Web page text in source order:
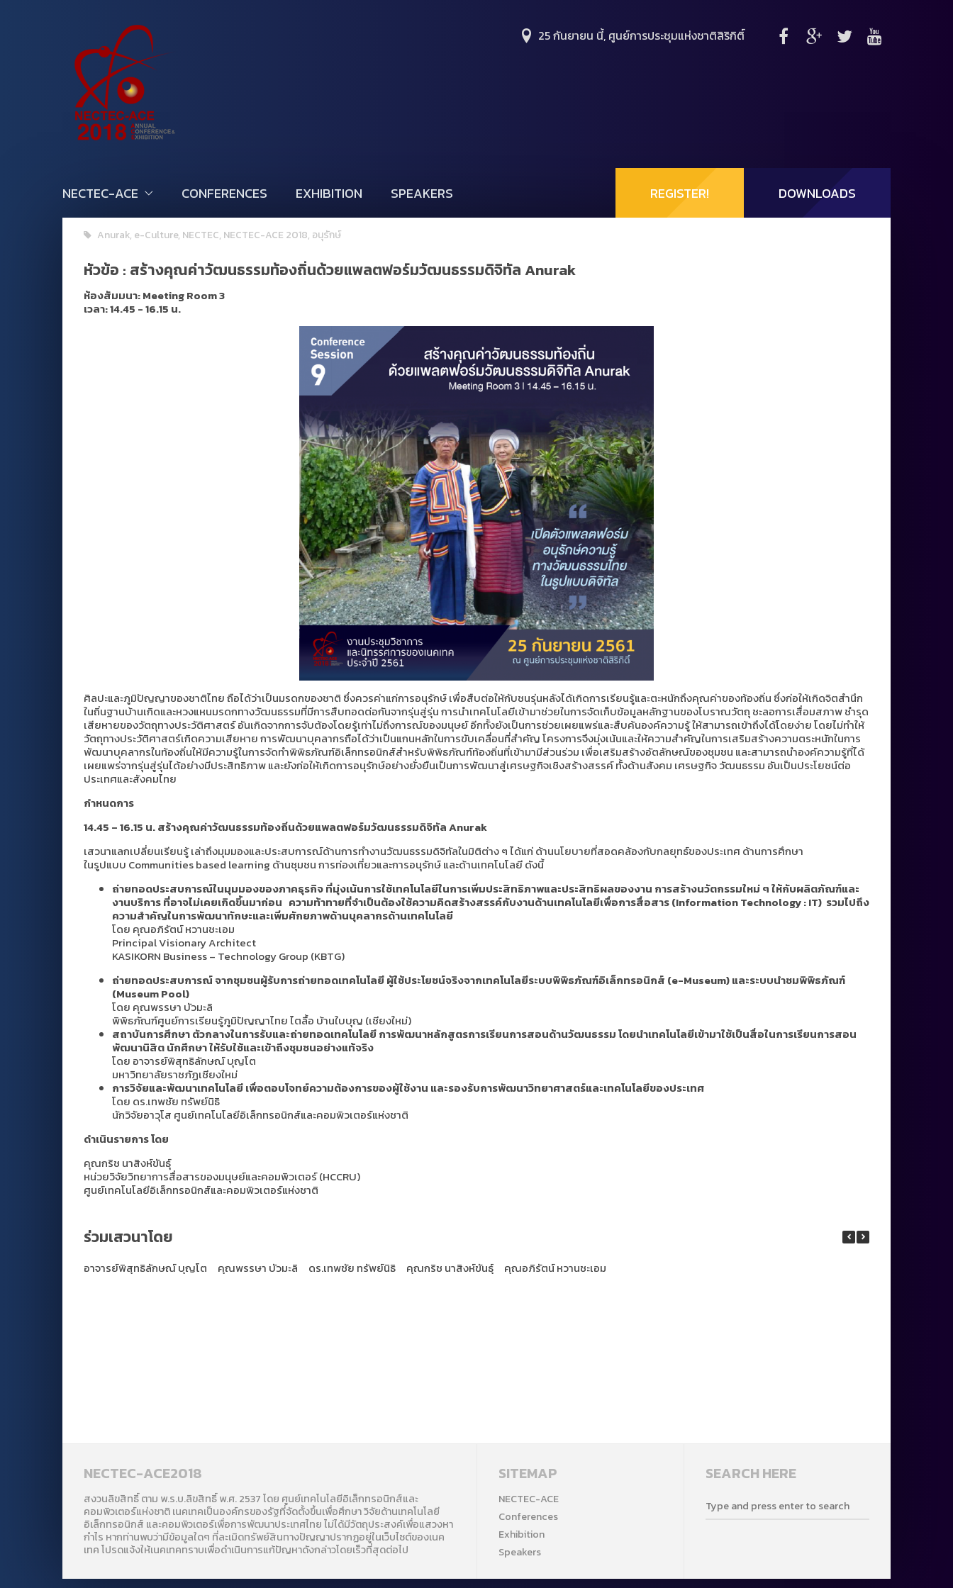
25 กันยายน นี้, ศูนย์การประชุมแห่งชาติสิริกิติ์
REGISTER! DOWNLOADS
NECTEC-ACE CONFERENCES EXHIBITION SPEAKERS
Anurak, e-Culture, NECTEC, NECTEC-ACE 2018, อนุรักษ์
หัวข้อ : สร้างคุณค่าวัฒนธรรมท้องถิ่นด้วยแพลตฟอร์มวัฒนธรรมดิจิทัลAnurak
ห้องสัมมนา: Meeting Room 3
เวลา: 14.45 - 16.15 น.
ศิลปะและภูมิปัญญาของชาติไทย ถือได้ว่าเป็นมรดกของชาติ ซึ่งควรค่าแก่การอนุรักษ์ เพื่อสืบต่อให้กับชนรุ่นหลังได้เกิดการเรียนรู้และตะหนักถึงคุณค่าของท้องถิ่น ซึ่งก่อให้เกิดจิตสำนึก
ในถิ่นฐานบ้านเกิดและหวงแหนมรดกทางวัฒนธรรมที่มีการสืบทอดต่อกันจากรุ่นสู่รุ่น การนำเทคโนโลยีเข้ามาช่วยในการจัดเก็บข้อมูลหลักฐานของโบราณวัตถุ ชะลอการเสื่อมสภาพ ชำรุด
เสียหายของวัตถุทางประวัติศาสตร์ อันเกิดจากการจับต้องโดยรู้เท่าไม่ถึงการณ์ของมนุษย์ อีกทั้งยังเป็นการช่วยเผยแพร่และสืบค้นองค์ความรู้ ให้สามารถเข้าถึงได้โดยง่าย โดยไม่ทำให้
วัตถุทางประวัติศาสตร์เกิดความเสียหาย การพัฒนาบุคลากรถือได้ว่าเป็นแกนหลักในการขับเคลื่อนที่สำคัญ โครงการจึงมุ่งเน้นและให้ความสำคัญในการเสริมสร้างความตระหนักในการ
พัฒนาบุคลากรในท้องถิ่นให้มีความรู้ในการจัดทำพิพิธภัณฑ์อิเล็กทรอนิกส์สำหรับพิพิธภัณฑ์ท้องถิ่นที่เข้ามามีส่วนร่วม เพื่อเสริมสร้างอัตลักษณ์ของชุมชน และสามารถนำองค์ความรู้ที่ได้
เผยแพร่จากรุ่นสู่รุ่นได้อย่างมีประสิทธิภาพ และยังก่อให้เกิดการอนุรักษ์อย่างยั่งยืนเป็นการพัฒนาสู่เศรษฐกิจเชิงสร้างสรรค์ ทั้งด้านสังคม เศรษฐกิจ วัฒนธรรม อันเป็นประโยชน์ต่อ
ประเทศและสังคมไทย
กำหนดการ
14.45 – 16.15 น. สร้างคุณค่าวัฒนธรรมท้องถิ่นด้วยแพลตฟอร์มวัฒนธรรมดิจิทัล Anurak
เสวนาแลกเปลี่ยนเรียนรู้ เล่าถึงมุมมองและประสบการณ์ด้านการทำงานวัฒนธรรมดิจิทัลในมิติต่าง ๆ ได้แก่ ด้านนโยบายที่สอดคล้องกับกลยุทธ์ของประเทศ ด้านการศึกษา
ในรูปแบบ Communities based learning ด้านชุมชน การท่องเที่ยวและการอนุรักษ์ และด้านเทคโนโลยี ดังนี้
ถ่ายทอดประสบการณ์ในมุมมองของภาคธุรกิจ ที่มุ่งเน้นการใช้เทคโนโลยีในการเพิ่มประสิทธิภาพและประสิทธิผลของงาน การสร้างนวัตกรรมใหม่ ๆ ให้กับผลิตภัณฑ์และ
งานบริการ ที่อาจไม่เคยเกิดขึ้นมาก่อน ความท้าทายที่จำเป็นต้องใช้ความคิดสร้างสรรค์กับงานด้านเทคโนโลยีเพื่อการสื่อสาร (Information Technology : IT) รวมไปถึง
ความสำคัญในการพัฒนาทักษะและเพิ่มศักยภาพด้านบุคลากรด้านเทคโนโลยี
โดย คุณอภิรัตน์ หวานชะเอม
Principal Visionary Architect
KASIKORN Business – Technology Group (KBTG)
ถ่ายทอดประสบการณ์ จากชุมชนผู้รับการถ่ายทอดเทคโนโลยี ผู้ใช้ประโยชน์จริงจากเทคโนโลยีระบบพิพิธภัณฑ์อิเล็กทรอนิกส์ (e-Museum) และระบบนำชมพิพิธภัณฑ์
(Museum Pool)
โดย คุณพรรษา บัวมะลิ
พิพิธภัณฑ์ศูนย์การเรียนรู้ภูมิปัญญาไทย ไตลื้อ บ้านใบบุญ (เชียงใหม่)
สถาบันการศึกษา ตัวกลางในการรับและถ่ายทอดเทคโนโลยี การพัฒนาหลักสูตรการเรียนการสอนด้านวัฒนธรรม โดยนำเทคโนโลยีเข้ามาใช้เป็นสื่อในการเรียนการสอน
พัฒนานิสิต นักศึกษา ให้รับใช้และเข้าถึงชุมชนอย่างแท้จริง
โดย อาจารย์พิสุทธิลักษณ์ บุญโต
มหาวิทยาลัยราชภัฏเชียงใหม่
การวิจัยและพัฒนาเทคโนโลยี เพื่อตอบโจทย์ความต้องการของผู้ใช้งาน และรองรับการพัฒนาวิทยาศาสตร์และเทคโนโลยีของประเทศ
โดย ดร.เทพชัย ทรัพย์นิธิ
นักวิจัยอาวุโส ศูนย์เทคโนโลยีอิเล็กทรอนิกส์และคอมพิวเตอร์แห่งชาติ
ดำเนินรายการ โดย
คุณกริช นาสิงห์ขันธุ์
หน่วยวิจัยวิทยาการสื่อสารของมนุษย์และคอมพิวเตอร์ (HCCRU)
ศูนย์เทคโนโลยีอิเล็กทรอนิกส์และคอมพิวเตอร์แห่งชาติ
ร่วมเสวนาโดย
อาจารย์พิสุทธิลักษณ์ บุญโต คุณพรรษา บัวมะลิ ดร.เทพชัย ทรัพย์นิธิ คุณกริช นาสิงห์ขันธุ์ คุณอภิรัตน์ หวานชะเอม
NECTEC-ACE2018
สงวนลิขสิทธิ์ ตาม พ.ร.บ.ลิขสิทธิ์ พ.ศ. 2537 โดย ศูนย์เทคโนโลยีอิเล็กทรอนิกส์และ
คอมพิวเตอร์แห่งชาติ เนคเทคเป็นองค์กรของรัฐที่จัดตั้งขึ้นเพื่อศึกษา วิจัยด้านเทคโนโลยี
อิเล็กทรอนิกส์ และคอมพิวเตอร์เพื่อการพัฒนาประเทศไทย ไม่ได้มีวัตถุประสงค์เพื่อแสวงหา
กำไร หากท่านพบว่ามีข้อมูลใดๆ ที่ละเมิดทรัพย์สินทางปัญญาปรากฏอยู่ในเว็บไซต์ของเนค
เทค โปรดแจ้งให้เนคเทคทราบเพื่อดำเนินการแก้ปัญหาดังกล่าวโดยเร็วที่สุดต่อไป
SITEMAP
NECTEC-ACE
Conferences
Exhibition
Speakers
SEARCH HERE